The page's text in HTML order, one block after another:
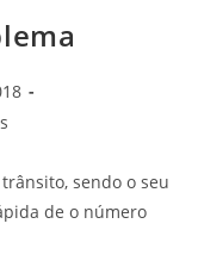
sendo o seu
de o número